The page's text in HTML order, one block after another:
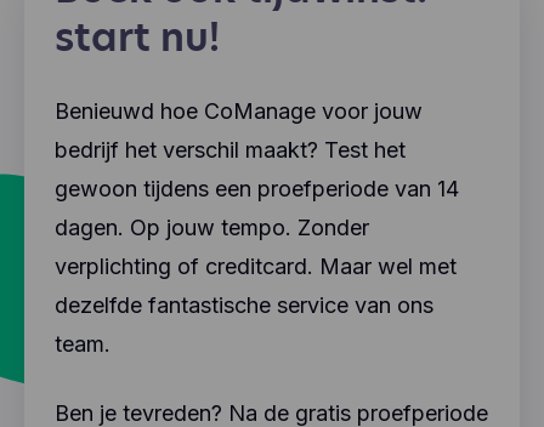
start nu!
Benieuwd hoe CoManage voor jouw
bedrijf het verschil maakt? Test het
gewoon tijdens een proefperiode van 14
dagen. Op jouw tempo. Zonder
verplichting of creditcard. Maar wel met
dezelfde fantastische service van ons
team.
Ben je tevreden? Na de gratis proefperiode